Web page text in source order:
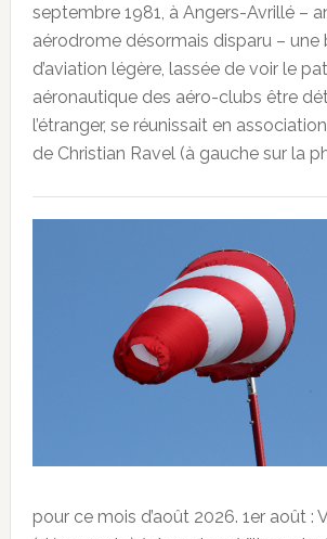
septembre 1981, à Angers-Avrillé –
aérodrome désormais disparu – une
d’aviation légère, lassée de voir le
aéronautique des aéro-clubs être
l’étranger, se réunissait en
de Christian Ravel (à gauche sur la
pour ce mois d’août 2026. 1er août :